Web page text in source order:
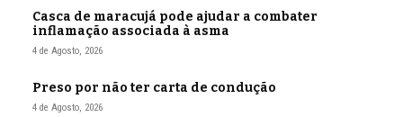
Casca de maracujá pode ajudar a combater
inflamação associada à asma
4 de Agosto, 2026
Preso por não ter carta de condução
4 de Agosto, 2026